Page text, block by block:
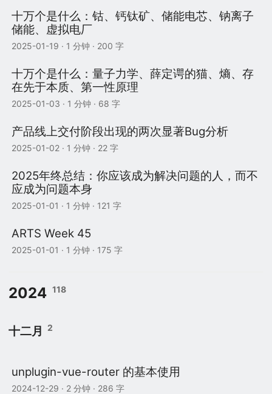
十万个是什么：钴、钙钛矿、储能电芯、钠离子
储能、虚拟电厂
2025-01-19 · 1 分钟 · 200 字
十万个是什么：量子力学、薛定谔的猫、熵、存
在先于本质、第一性原理
2025-01-03 · 1 分钟 · 68 字
产品线上交付阶段出现的两次显著Bug分析
2025-01-02 · 1 分钟 · 22 字
2025年终总结：你应该成为解决问题的人，而不
应成为问题本身
2025-01-01 · 1 分钟 · 121 字
ARTS Week 45
2025-01-01 · 1 分钟 · 175 字
2024 118
十二月 2
unplugin-vue-router 的基本使用
2024-12-29 · 2 分钟 · 286 字